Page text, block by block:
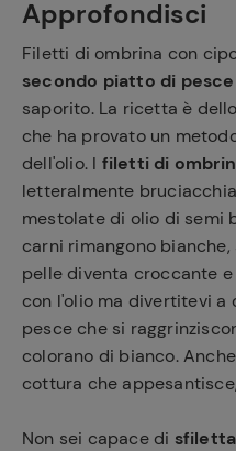
Approfondisci
Filetti di ombrina con
secondo piatto di pesce
saporito. La ricetta è dello
che ha provato un
dell'olio. I filetti di
letteralmente
mestolate di olio di semi
carni rimangono
pelle diventa croccante
con l'olio ma divertitevi a
pesce che si
colorano di bianco.
cottura che
Non sei capace di